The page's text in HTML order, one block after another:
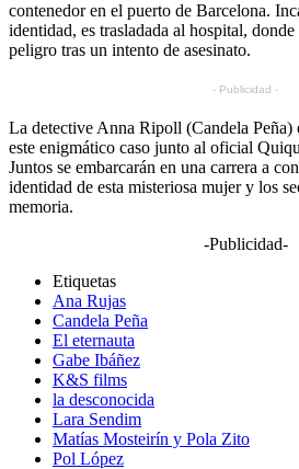
contenedor en el puerto de Barcelona.
identidad, es trasladada al hospital,
peligro tras un intento de asesinato.
- Publicidad -
La detective Anna Ripoll (Candela Peña)
este enigmático caso junto al oficial
Juntos se embarcarán en una carrera a
identidad de esta misteriosa mujer y los
memoria.
-Publicidad-
Etiquetas
Ana Rujas
Candela Peña
El eternauta
Gabe Ibáñez
K&S films
la desconocida
Lara Sendim
Matías Mosteirín y Pola Zito
Pol López